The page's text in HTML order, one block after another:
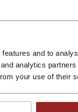
and to
analytics
your use of their